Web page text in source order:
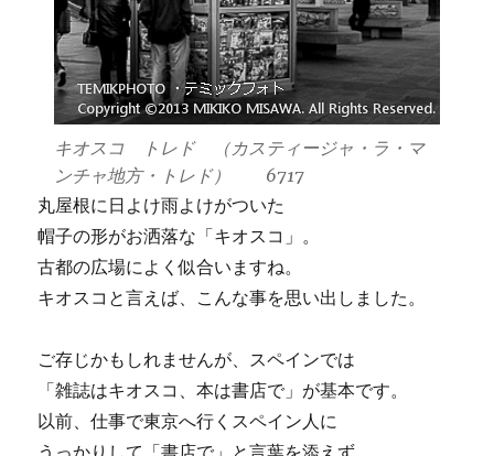
キオスコ トレド （カスティージャ・ラ・マ
ンチャ地方・トレド） 6717
丸屋根に日よけ雨よけがついた
帽子の形がお洒落な「キオスコ」。
古都の広場によく似合いますね。
キオスコと言えば、こんな事を思い出しました。
ご存じかもしれませんが、スペインでは
「雑誌はキオスコ、本は書店で」が基本です。
以前、仕事で東京へ行くスペイン人に